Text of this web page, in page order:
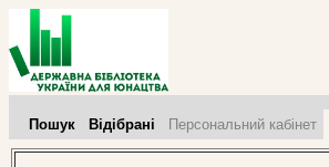
Пошук Відібрані Персональний кабінет